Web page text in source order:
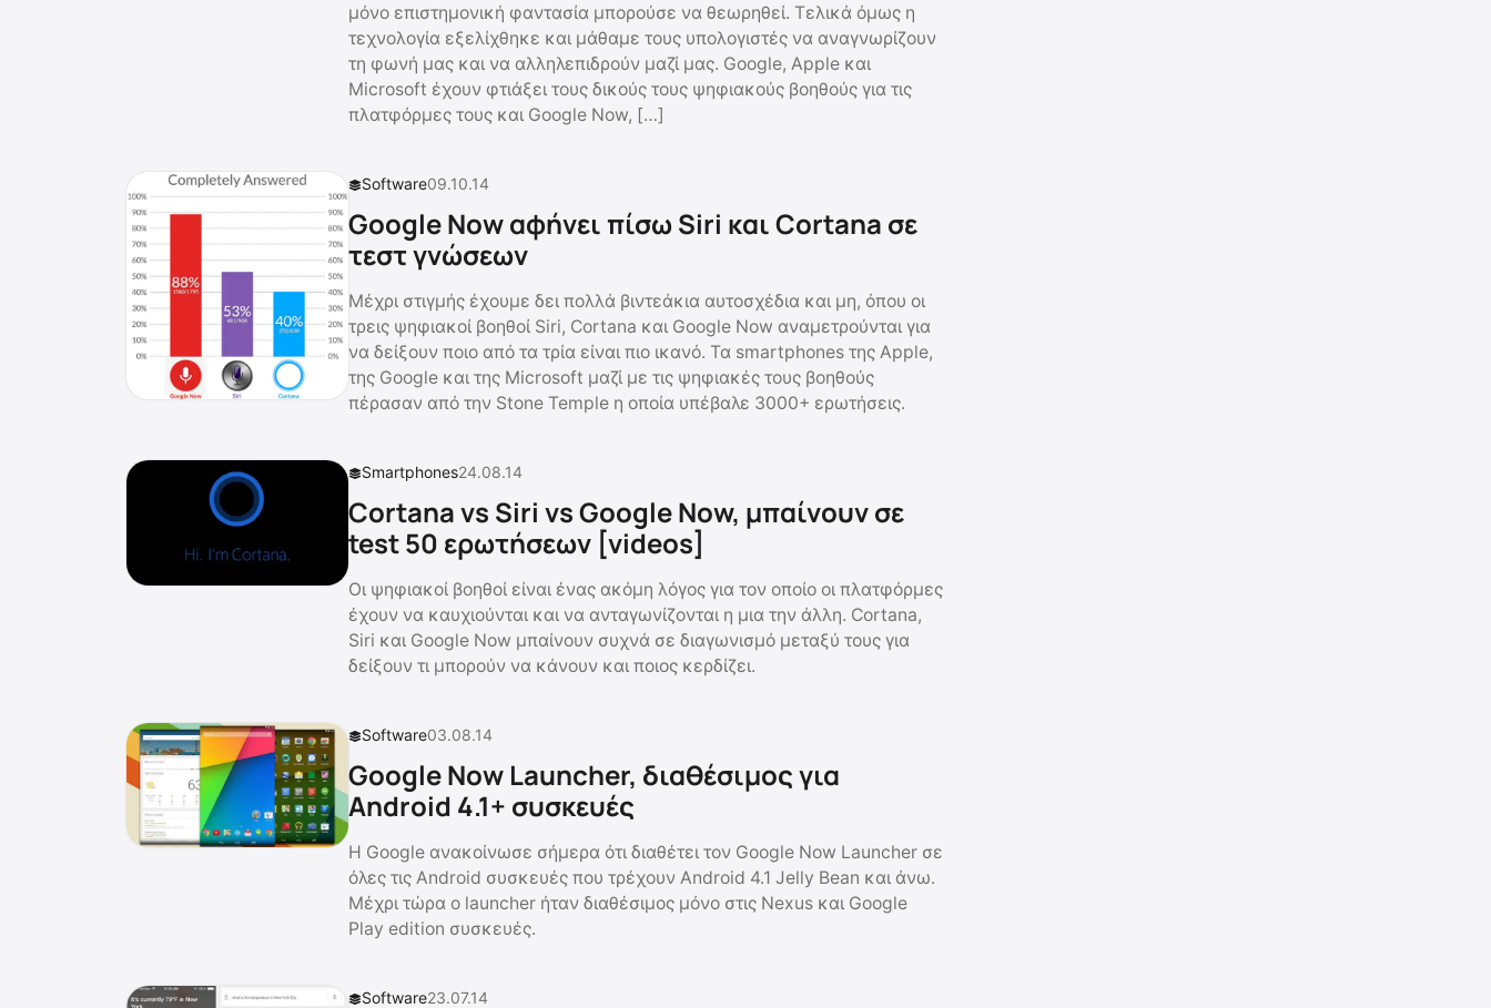
μόνο επιστημονική φαντασία μπορούσε να θεωρηθεί. Τελικά όμως η
τεχνολογία εξελίχθηκε και μάθαμε τους υπολογιστές να αναγνωρίζουν
τη φωνή μας και να αλληλεπιδρούν μαζί μας. Google, Apple και
Microsoft έχουν φτιάξει τους δικούς τους ψηφιακούς βοηθούς για τις
πλατφόρμες τους και Google Now, […]
Software09.10.14
Google Now αφήνει πίσω Siri και Cortana σε
τεστ γνώσεων
Μέχρι στιγμής έχουμε δει πολλά βιντεάκια αυτοσχέδια και μη, όπου οι
τρεις ψηφιακοί βοηθοί Siri, Cortana και Google Now αναμετρούνται για
να δείξουν ποιο από τα τρία είναι πιο ικανό. Τα smartphones της Apple,
της Google και της Microsoft μαζί με τις ψηφιακές τους βοηθούς
πέρασαν από την Stone Temple η οποία υπέβαλε 3000+ ερωτήσεις.
Smartphones24.08.14
Cortana vs Siri vs Google Now, μπαίνουν σε
test 50 ερωτήσεων [videos]
Οι ψηφιακοί βοηθοί είναι ένας ακόμη λόγος για τον οποίο οι πλατφόρμες
έχουν να καυχιούνται και να ανταγωνίζονται η μια την άλλη. Cortana,
Siri και Google Now μπαίνουν συχνά σε διαγωνισμό μεταξύ τους για
δείξουν τι μπορούν να κάνουν και ποιος κερδίζει.
Software03.08.14
Google Now Launcher, διαθέσιμος για
Android 4.1+ συσκευές
H Google ανακοίνωσε σήμερα ότι διαθέτει τον Google Now Launcher σε
όλες τις Android συσκευές που τρέχουν Android 4.1 Jelly Bean και άνω.
Μέχρι τώρα ο launcher ήταν διαθέσιμος μόνο στις Nexus και Google
Play edition συσκευές.
Software23.07.14